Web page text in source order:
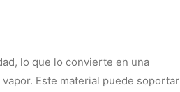
lo que lo convierte en una
Este material puede soportar